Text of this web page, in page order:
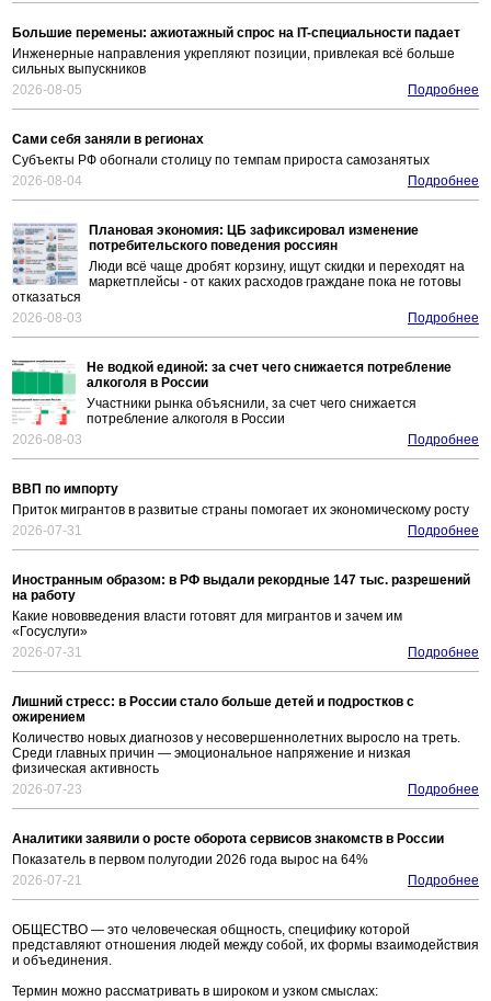
Большие перемены: ажиотажный спрос на IT-специальности падает
Инженерные направления укрепляют позиции, привлекая всё больше
сильных выпускников
2026-08-05
Подробнее
Сами себя заняли в регионах
Субъекты РФ обогнали столицу по темпам прироста самозанятых
2026-08-04
Подробнее
Плановая экономия: ЦБ зафиксировал изменение
потребительского поведения россиян
Люди всё чаще дробят корзину, ищут скидки и переходят на
маркетплейсы - от каких расходов граждане пока не готовы
отказаться
2026-08-03
Подробнее
Не водкой единой: за счет чего снижается потребление
алкоголя в России
Участники рынка объяснили, за счет чего снижается
потребление алкоголя в России
2026-08-03
Подробнее
ВВП по импорту
Приток мигрантов в развитые страны помогает их экономическому росту
2026-07-31
Подробнее
Иностранным образом: в РФ выдали рекордные 147 тыс. разрешений
на работу
Какие нововведения власти готовят для мигрантов и зачем им
«Госуслуги»
2026-07-31
Подробнее
Лишний стресс: в России стало больше детей и подростков с
ожирением
Количество новых диагнозов у несовершеннолетних выросло на треть.
Среди главных причин — эмоциональное напряжение и низкая
физическая активность
2026-07-23
Подробнее
Аналитики заявили о росте оборота сервисов знакомств в России
Показатель в первом полугодии 2026 года вырос на 64%
2026-07-21
Подробнее
ОБЩЕСТВО — это человеческая общность, специфику которой
представляют отношения людей между собой, их формы взаимодействия
и объединения.
Термин можно рассматривать в широком и узком смыслах: